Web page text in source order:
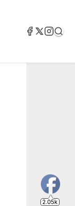
2.05k